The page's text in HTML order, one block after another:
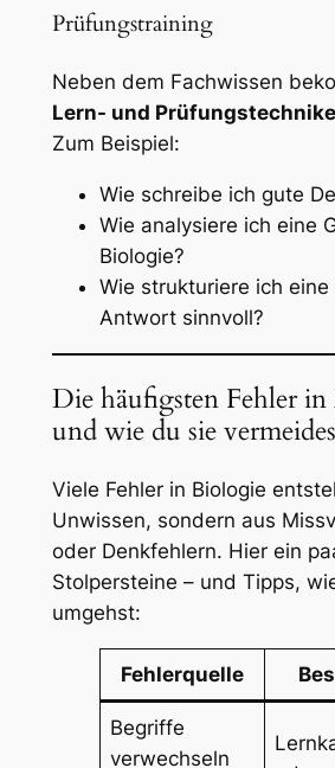
Prüfungstraining
Neben dem Fachwissen
Lern- und
Zum Beispiel:
Wie schreibe ich gute
Wie analysiere ich eine
Biologie?
Wie strukturiere ich eine
Antwort sinnvoll?
Die häufigsten Fehler
und wie du sie
Viele Fehler in Biologie
Unwissen, sondern aus
oder Denkfehlern. Hier ein
Stolpersteine – und Tipps,
umgehst:
Fehlerquelle
Begriffe
verwechseln